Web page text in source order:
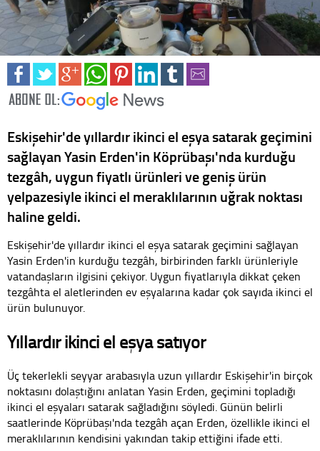
Eskişehir'de yıllardır ikinci el eşya satarak geçimini
sağlayan Yasin Erden'in Köprübaşı'nda kurduğu
tezgâh, uygun fiyatlı ürünleri ve geniş ürün
yelpazesiyle ikinci el meraklılarının uğrak noktası
haline geldi.
Eskişehir'de yıllardır ikinci el eşya satarak geçimini sağlayan
Yasin Erden'in kurduğu tezgâh, birbirinden farklı ürünleriyle
vatandaşların ilgisini çekiyor. Uygun fiyatlarıyla dikkat çeken
tezgâhta el aletlerinden ev eşyalarına kadar çok sayıda ikinci el
ürün bulunuyor.
Yıllardır ikinci el eşya satıyor
Üç tekerlekli seyyar arabasıyla uzun yıllardır Eskişehir'in birçok
noktasını dolaştığını anlatan Yasin Erden, geçimini topladığı
ikinci el eşyaları satarak sağladığını söyledi. Günün belirli
saatlerinde Köprübaşı'nda tezgâh açan Erden, özellikle ikinci el
meraklılarının kendisini yakından takip ettiğini ifade etti.